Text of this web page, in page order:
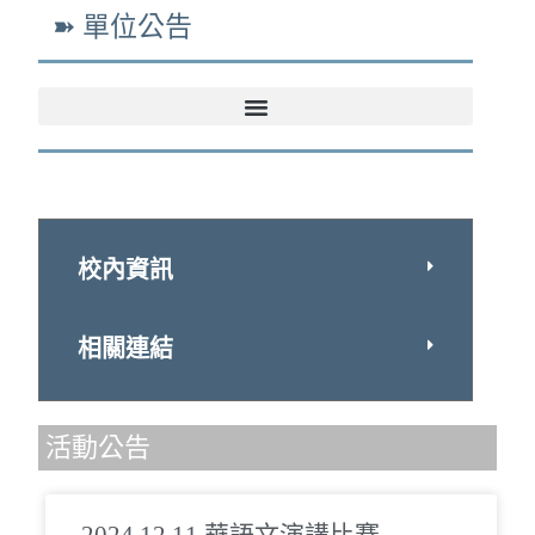
➽ 單位公告
校內資訊
相關連結
活動公告